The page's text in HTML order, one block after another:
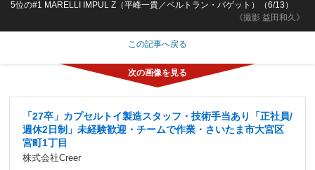
《撮影 益田和久》
5位の#1 MARELLI IMPUL Z（平峰一貴／ベルトラン・バゲット）（6/13）
この記事へ戻る
「27卒」カプセルトイ製造スタッフ・技術手当あり「正社員/
週休2日制」未経験歓迎・チームで作業・さいたま市大宮区
宮町1丁目
株式会社Creer